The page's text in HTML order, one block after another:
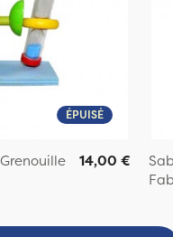
ÉPUISÉ
14,00 €